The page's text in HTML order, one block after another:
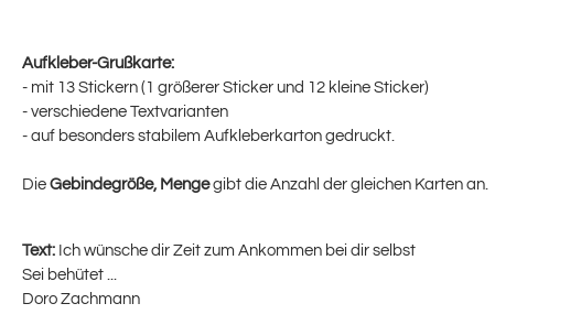
Aufkleber-Grußkarte:
- mit 13 Stickern (1 größerer Sticker und 12 kleine Sticker)
- verschiedene Textvarianten
- auf besonders stabilem Aufkleberkarton gedruckt.
Die Gebindegröße, Mengegibt die Anzahl der gleichen Karten an.
Text: Ich wünsche dir Zeit zum Ankommen bei dir selbst
Sei behütet ...
Doro Zachmann